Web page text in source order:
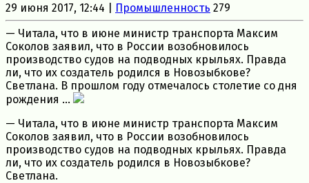
29 июня 2017, 12:44 | Промышленность 279
— Читала, что в июне министр транспорта Максим
Соколов заявил, что в России возобновилось
производство судов на подводных крыльях. Правда
ли, что их создатель родился в Новозыбкове?
Светлана. В прошлом году отмечалось столетие со дня
рождения ...
— Читала, что в июне министр транспорта Максим
Соколов заявил, что в России возобновилось
производство судов на подводных крыльях. Правда
ли, что их создатель родился в Новозыбкове?
Светлана.